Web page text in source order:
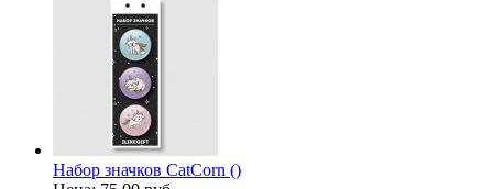
Набор значков CatCorn ()